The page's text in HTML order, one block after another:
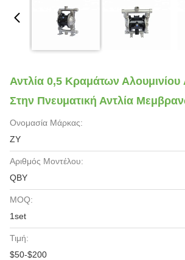
Αντλία 0,5 Κραμάτων
Στην Πνευματική Αντλία
Ονομασία Μάρκας:
ZY
Αριθμός Μοντέλου:
QBY
MOQ:
1set
Τιμή:
$50-$200